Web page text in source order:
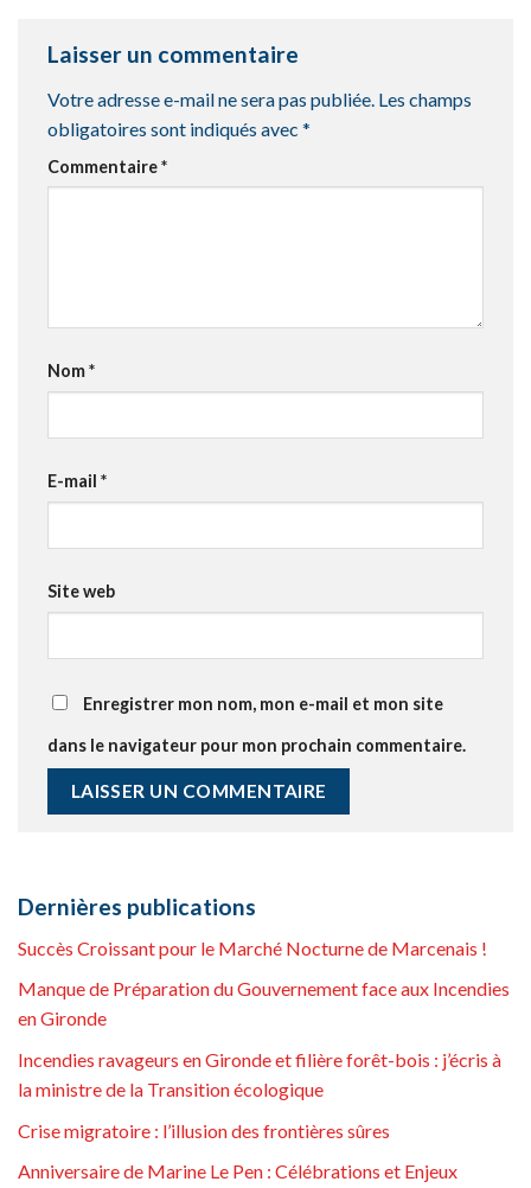
Laisser un commentaire
Votre adresse e-mail ne sera pas publiée. Les champs
obligatoires sont indiqués avec *
Commentaire*
Nom*
E-mail *
Site web
Enregistrer mon nom, mon e-mail et mon site
dans le navigateur pour mon prochain commentaire.
Dernières publications
Succès Croissant pour le Marché Nocturne de Marcenais !
Manque de Préparation du Gouvernement face aux Incendies
en Gironde
Incendies ravageurs en Gironde et filière forêt-bois : j’écris à
la ministre de la Transition écologique
Crise migratoire : l’illusion des frontières sûres
Anniversaire de Marine Le Pen : Célébrations et Enjeux